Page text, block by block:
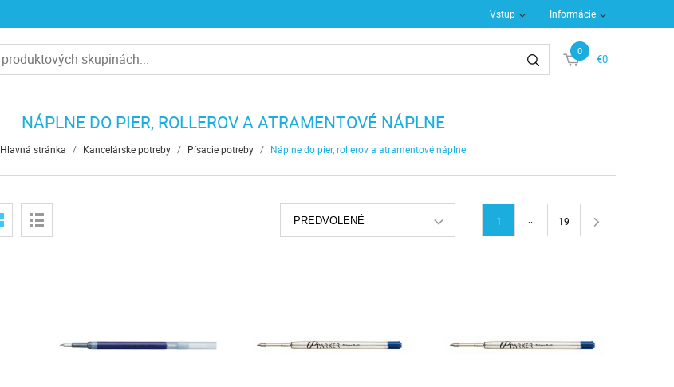
Vstup Informácie
0
€0
NÁPLNE DO PIER, ROLLEROV A ATRAMENTOVÉ NÁPLNE
Hlavná stránka / Kancelárske potreby / Písacie potreby / Náplne do pier, rollerov a atramentové náplne
PREDVOLENÉ 1 19